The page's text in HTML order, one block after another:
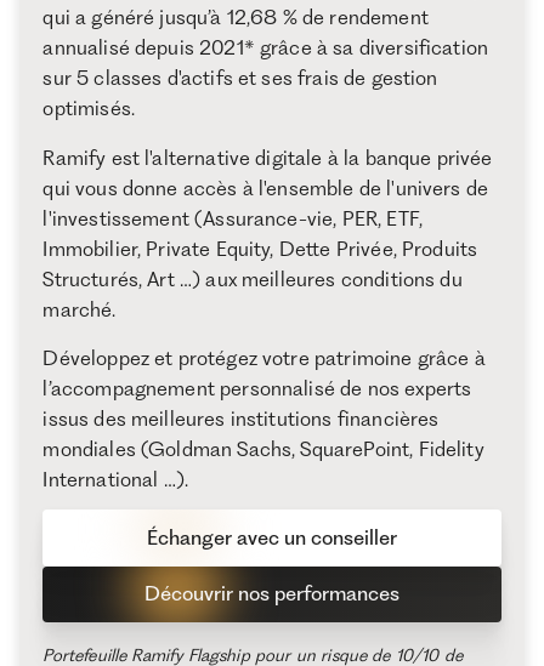
qui a généré jusqu’à 12,68 % de rendement
annualisé depuis 2021* grâce à sa diversification
sur 5 classes d'actifs et ses frais de gestion
optimisés.
Ramify est l'alternative digitale à la banque privée
qui vous donne accès à l'ensemble de l'univers de
l'investissement (Assurance-vie, PER, ETF,
Immobilier, Private Equity, Dette Privée, Produits
Structurés, Art …) aux meilleures conditions du
marché.
Développez et protégez votre patrimoine grâce à
l’accompagnement personnalisé de nos experts
issus des meilleures institutions financières
mondiales (Goldman Sachs, SquarePoint, Fidelity
International …).
Découvrir nos performances
Échanger avec un conseiller
Portefeuille Ramify Flagship pour un risque de 10/10 de